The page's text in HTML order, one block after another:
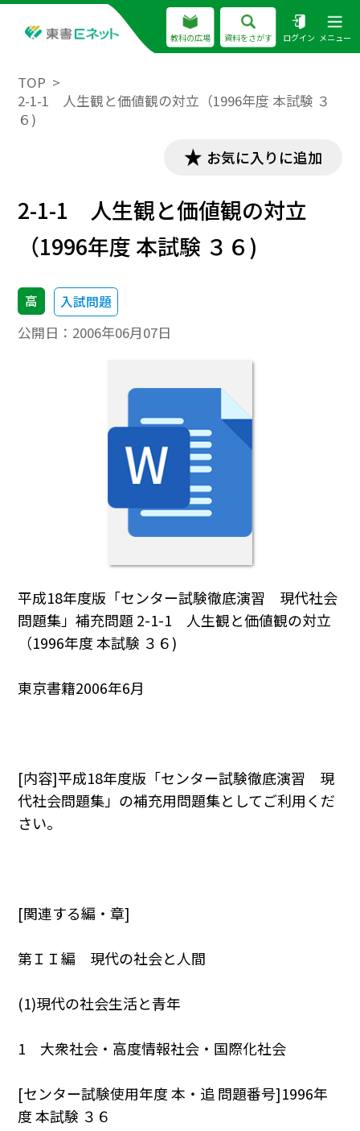
教科の広場 資料をさがす ログイン メニュー
TOP
2-1-1 人生観と価値観の対立（1996年度 本試験 ３
６)
お気に入りに追加
2-1-1 人生観と価値観の対立
（1996年度 本試験 ３６)
高 入試問題
公開日： 2006年06月07日
平成18年度版「センター試験徹底演習 現代社会
問題集」補充問題 2-1-1 人生観と価値観の対立
（1996年度 本試験 ３６)
東京書籍2006年6月
[内容]平成18年度版「センター試験徹底演習 現
代社会問題集」の補充用問題集としてご利用くだ
さい。
[関連する編・章]
第ＩＩ編 現代の社会と人間
(1)現代の社会生活と青年
1 大衆社会・高度情報社会・国際化社会
[センター試験使用年度 本・追 問題番号]1996年
度 本試験 ３６